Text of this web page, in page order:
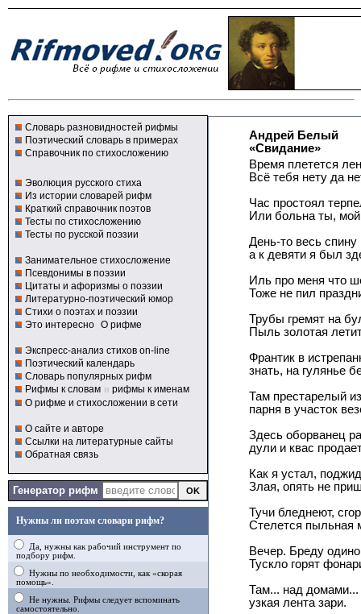
Словарь разновидностей рифмы
Поэтический словарь в примерах
Справочник по стихосложению
Эволюция русского стиха
Из истории словарей рифм
Краткий справочник поэтов
Тесты по стихосложению
Тесты по русской поэзии
Занимательное стихосложение
Псевдонимы в поэзии
Цитаты и афоризмы о поэзии
Литературно-поэтический юмор
Стихи о поэтах и поэзии
Это интересно О рифме
Экспресс-анализ стихов on-line
Поэтический календарь
Словарь популярных рифм
Рифмы к словам и рифмы к именам
О рифме и стихосложении в сети
О сайте и авторе
Ссылки на литературные сайты
Обратная связь
Генератор рифм
Нужны ли поэтам словари рифм?
Да, нужны как рабочий инструмент по
подбору рифм.
Нужны по необходимости, как «скорая
помощь».
Не нужны. Рифмы следует вспоминать
самостоятельно.
Андрей Белый
«Свидание»
Время плетется
Всё тебя нету да
Час простоял
Или больна ты, мой
День-то весь
а к девяти я был
Иль про меня что
Тоже не пил
Трубы гремят на
Пыль золотая
Франтик в
знать, на гулянье
Там престарелый
парня в участок
Здесь оборванец
дули и квас
Как я устал,
Злая, опять не
Тучи бледнеют,
Стелется пыльная
Вечер. Бреду
Тускло горят
Там... над домами...
узкая лента зари.